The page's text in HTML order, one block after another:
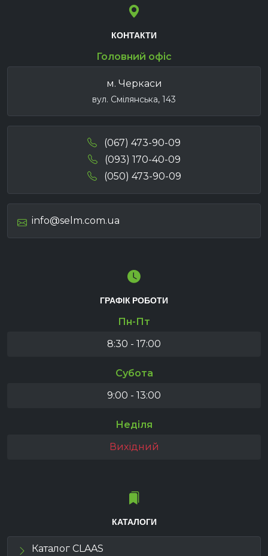
КОНТАКТИ
Головний офіс
м. Черкаси
вул. Смілянська, 143
(067) 473-90-09
(093) 170-40-09
(050) 473-90-09
info@selm.com.ua
ГРАФІК РОБОТИ
Пн-Пт
8:30 - 17:00
Субота
9:00 - 13:00
Неділя
Вихідний
КАТАЛОГИ
Каталог CLAAS